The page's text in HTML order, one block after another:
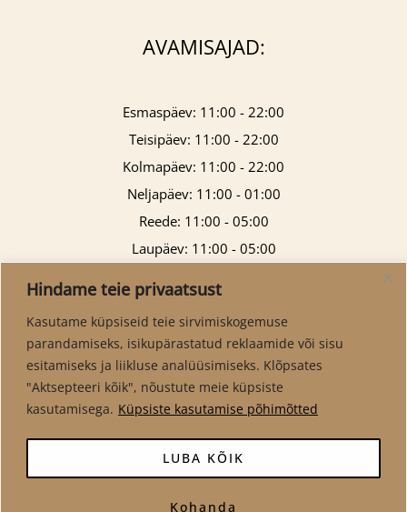
Hindame teie privaatsust
Kasutame küpsiseid teie sirvimiskogemuse
parandamiseks, isikupärastatud reklaamide või sisu
esitamiseks ja liikluse analüüsimiseks. Klõpsates
"Aktsepteeri kõik", nõustute meie küpsiste
kasutamisega. Küpsiste kasutamise põhimõtted
Kohanda
LUBA KÕIK
AVAMISAJAD:
Esmaspäev: 11:00 - 22:00
Teisipäev: 11:00 - 22:00
Kolmapäev: 11:00 - 22:00
Neljapäev: 11:00 - 01:00
Reede: 11:00 - 05:00
Laupäev: 11:00 - 05:00